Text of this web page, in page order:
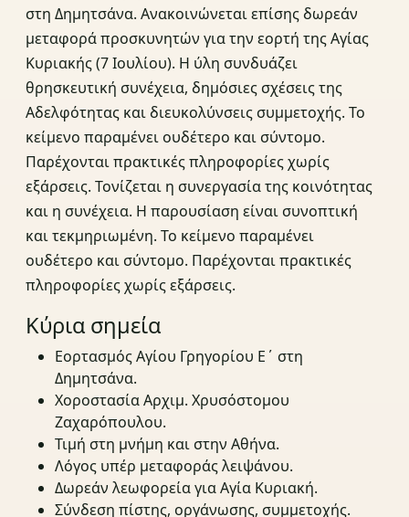
στη Δημητσάνα. Ανακοινώνεται επίσης δωρεάν
μεταφορά προσκυνητών για την εορτή της Αγίας
Κυριακής (7 Ιουλίου). Η ύλη συνδυάζει
θρησκευτική συνέχεια, δημόσιες σχέσεις της
Αδελφότητας και διευκολύνσεις συμμετοχής. Το
κείμενο παραμένει ουδέτερο και σύντομο.
Παρέχονται πρακτικές πληροφορίες χωρίς
εξάρσεις. Τονίζεται η συνεργασία της κοινότητας
και η συνέχεια. Η παρουσίαση είναι συνοπτική
και τεκμηριωμένη. Το κείμενο παραμένει
ουδέτερο και σύντομο. Παρέχονται πρακτικές
πληροφορίες χωρίς εξάρσεις.
Κύρια σημεία
Εορτασμός Αγίου Γρηγορίου Ε΄ στη
Δημητσάνα.
Χοροστασία Αρχιμ. Χρυσόστομου
Ζαχαρόπουλου.
Τιμή στη μνήμη και στην Αθήνα.
Λόγος υπέρ μεταφοράς λειψάνου.
Δωρεάν λεωφορεία για Αγία Κυριακή.
Σύνδεση πίστης, οργάνωσης, συμμετοχής.